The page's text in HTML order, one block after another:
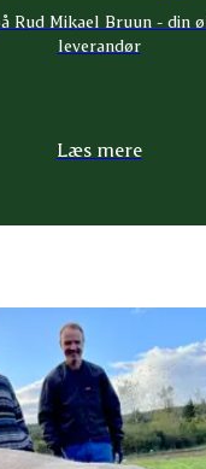
Rud Mikael Bruun - din
leverandør
Læs mere